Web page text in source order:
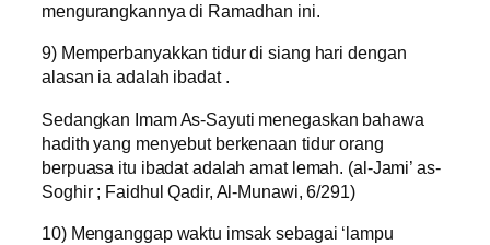
mengurangkannya di Ramadhan ini.
9) Memperbanyakkan tidur di siang hari dengan
alasan ia adalah ibadat .
Sedangkan Imam As-Sayuti menegaskan bahawa
hadith yang menyebut berkenaan tidur orang
berpuasa itu ibadat adalah amat lemah. (al-Jami’ as-
Soghir ; Faidhul Qadir, Al-Munawi, 6/291)
10) Menganggap waktu imsak sebagai ‘lampu